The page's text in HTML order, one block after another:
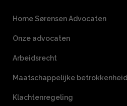
Home Sørensen Advocaten
Onze advocaten
Arbeidsrecht
Maatschappelijke betrokkenheid
Klachtenregeling